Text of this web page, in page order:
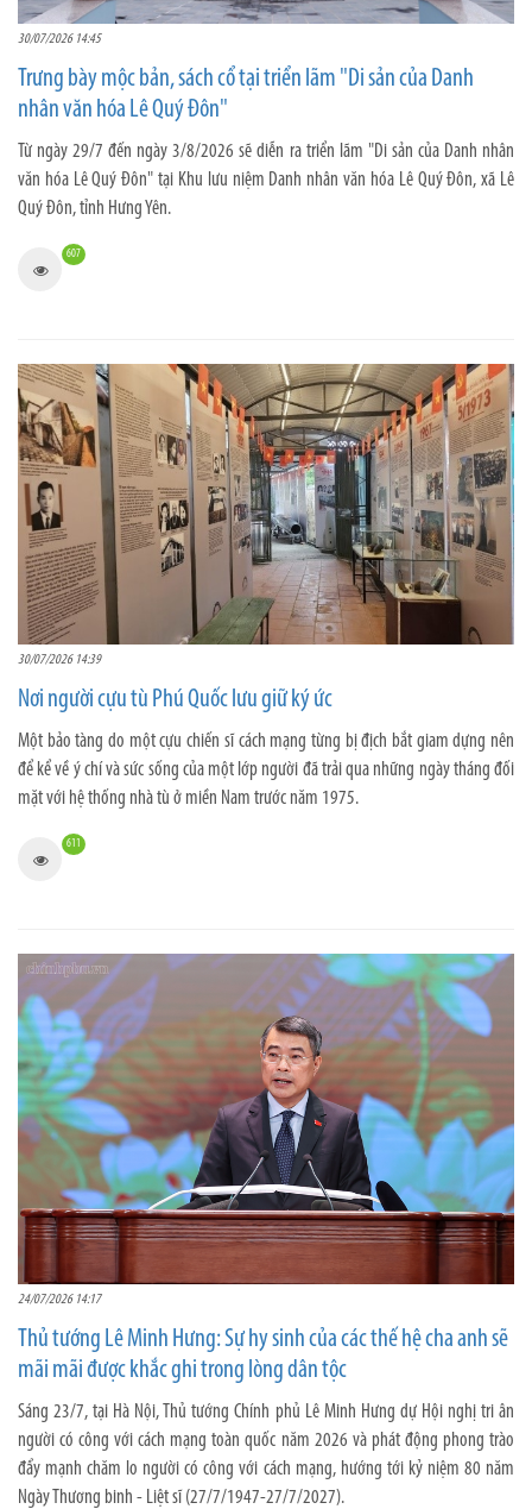
30/07/2026 14:45
Trưng bày mộc bản, sách cổ tại triển lãm "Di sản của Danh
nhân văn hóa Lê Quý Đôn"
Từ ngày 29/7 đến ngày 3/8/2026 sẽ diễn ra triển lãm "Di sản của Danh nhân
văn hóa Lê Quý Đôn" tại Khu lưu niệm Danh nhân văn hóa Lê Quý Đôn, xã Lê
Quý Đôn, tỉnh Hưng Yên.
607
30/07/2026 14:39
Nơi người cựu tù Phú Quốc lưu giữ ký ức
Một bảo tàng do một cựu chiến sĩ cách mạng từng bị địch bắt giam dựng nên
để kể về ý chí và sức sống của một lớp người đã trải qua những ngày tháng đối
mặt với hệ thống nhà tù ở miền Nam trước năm 1975.
611
24/07/2026 14:17
Thủ tướng Lê Minh Hưng: Sự hy sinh của các thế hệ cha anh sẽ
mãi mãi được khắc ghi trong lòng dân tộc
Sáng 23/7, tại Hà Nội, Thủ tướng Chính phủ Lê Minh Hưng dự Hội nghị tri ân
người có công với cách mạng toàn quốc năm 2026 và phát động phong trào
đẩy mạnh chăm lo người có công với cách mạng, hướng tới kỷ niệm 80 năm
Ngày Thương binh - Liệt sĩ (27/7/1947-27/7/2027).